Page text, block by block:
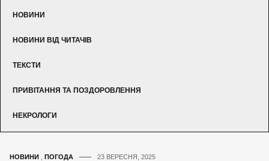
НОВИНИ
НОВИНИ ВІД ЧИТАЧІВ
ТЕКСТИ
ПРИВІТАННЯ ТА ПОЗДОРОВЛЕННЯ
НЕКРОЛОГИ
НОВИНИ ПОГОДА 23 ВЕРЕСНЯ, 2025